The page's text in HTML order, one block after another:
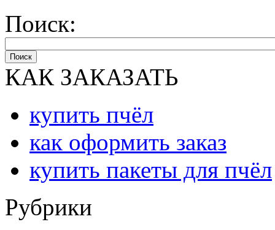
Поиск:
Поиск
КАК ЗАКАЗАТЬ
купить пчёл
как оформить заказ
купить пакеты для пчёл
Рубрики